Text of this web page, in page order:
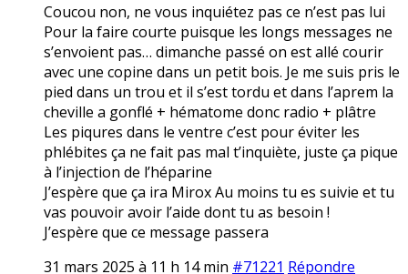
Coucou non, ne vous inquiétez pas ce n’est pas lui
Pour la faire courte puisque les longs messages ne
s’envoient pas… dimanche passé on est allé courir
avec une copine dans un petit bois. Je me suis pris le
pied dans un trou et il s’est tordu et dans l’aprem la
cheville a gonflé + hématome donc radio + plâtre
Les piqures dans le ventre c’est pour éviter les
phlébites ça ne fait pas mal t’inquiète, juste ça pique
à l’injection de l’héparine
J’espère que ça ira Mirox Au moins tu es suivie et tu
vas pouvoir avoir l’aide dont tu as besoin !
J’espère que ce message passera
31 mars 2025 à 11 h 14 min #71221 Répondre